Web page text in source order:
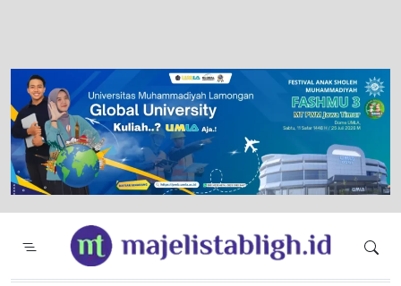
Majelis Tabligh Muhammadiyah
Syiar Dakwah Islam Berkemajuan dan